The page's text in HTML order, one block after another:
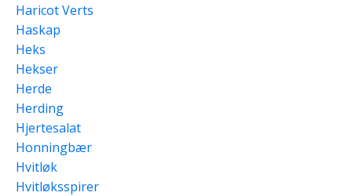
Haricot Verts
Haskap
Heks
Hekser
Herde
Herding
Hjertesalat
Honningbær
Hvitløk
Hvitløksspirer